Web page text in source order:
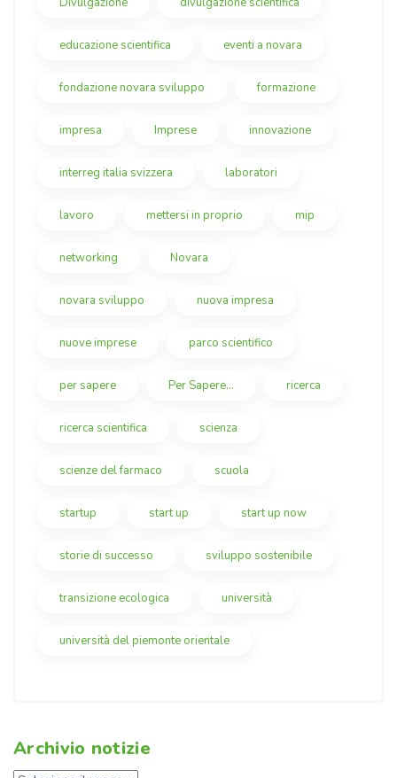
educazione scientifica eventi a novara
fondazione novara sviluppo formazione
impresa Imprese innovazione
interreg italia svizzera laboratori
lavoro mettersi in proprio mip
networking Novara
novara sviluppo nuova impresa
nuove imprese parco scientifico
per sapere Per Sapere... ricerca
ricerca scientifica scienza
scienze del farmaco scuola
startup start up start up now
storie di successo sviluppo sostenibile
transizione ecologica università
università del piemonte orientale
Archivio notizie